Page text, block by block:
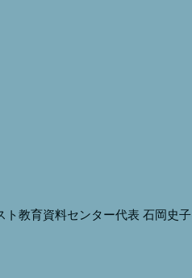
ト教育資料センター代表 石岡史子